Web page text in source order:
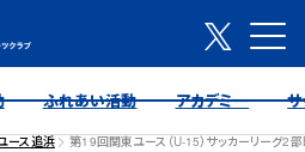
ふれあい活動 アカデミー
ース追浜 第19回関東ユース（U-15）サッカーリーグ